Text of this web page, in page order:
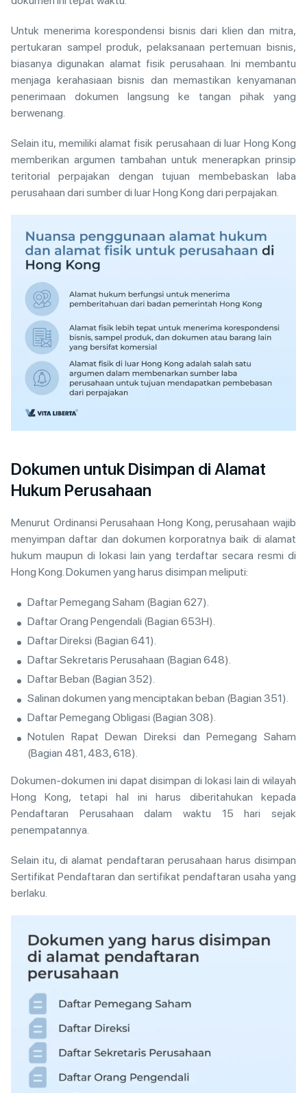
Untuk menerima korespondensi bisnis dari klien dan mitra,
pertukaran sampel produk, pelaksanaan pertemuan bisnis,
biasanya digunakan alamat fisik perusahaan. Ini membantu
menjaga kerahasiaan bisnis dan memastikan kenyamanan
penerimaan dokumen langsung ke tangan pihak yang
berwenang.
Selain itu, memiliki alamat fisik perusahaan di luar Hong Kong
memberikan argumen tambahan untuk menerapkan prinsip
teritorial perpajakan dengan tujuan membebaskan laba
perusahaan dari sumber di luar Hong Kong dari perpajakan.
Dokumen untuk Disimpan di Alamat
Hukum Perusahaan
Menurut Ordinansi Perusahaan Hong Kong, perusahaan wajib
menyimpan daftar dan dokumen korporatnya baik di alamat
hukum maupun di lokasi lain yang terdaftar secara resmi di
Hong Kong. Dokumen yang harus disimpan meliputi:
Daftar Pemegang Saham (Bagian 627).
Daftar Orang Pengendali (Bagian 653H).
Daftar Direksi (Bagian 641).
Daftar Sekretaris Perusahaan (Bagian 648).
Daftar Beban (Bagian 352).
Salinan dokumen yang menciptakan beban (Bagian 351).
Daftar Pemegang Obligasi (Bagian 308).
Notulen Rapat Dewan Direksi dan Pemegang Saham
(Bagian 481, 483, 618).
Dokumen-dokumen ini dapat disimpan di lokasi lain di wilayah
Hong Kong, tetapi hal ini harus diberitahukan kepada
Pendaftaran Perusahaan dalam waktu 15 hari sejak
penempatannya.
Selain itu, di alamat pendaftaran perusahaan harus disimpan
Sertifikat Pendaftaran dan sertifikat pendaftaran usaha yang
berlaku.